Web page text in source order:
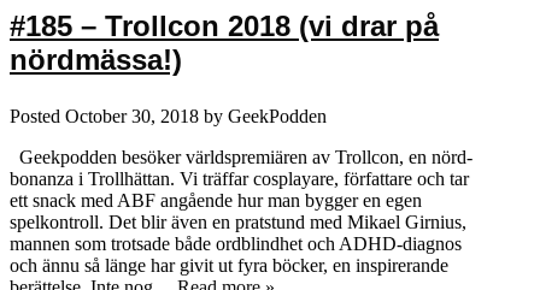
#185 – Trollcon 2018 (vi drar på
nördmässa!)
Posted October 30, 2018 by GeekPodden
Geekpodden besöker världspremiären av Trollcon, en nörd-
bonanza i Trollhättan. Vi träffar cosplayare, författare och tar
ett snack med ABF angående hur man bygger en egen
spelkontroll. Det blir även en pratstund med Mikael Girnius,
mannen som trotsade både ordblindhet och ADHD-diagnos
och ännu så länge har givit ut fyra böcker, en inspirerande